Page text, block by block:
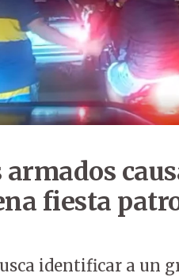
armados
fiesta
identificar a un